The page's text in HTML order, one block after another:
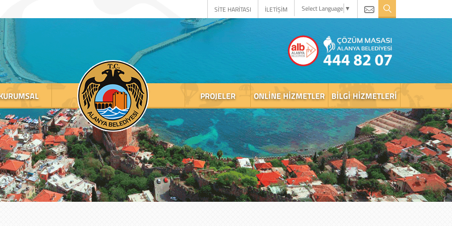
SİTE HARİTASI İLETİŞİM Select Language ▼
PROJELER ONLINE HIZMETLER BILGI HIZMETLERI